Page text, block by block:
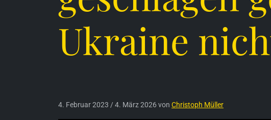
Ukraine
4. Februar 2023 /4. März 2026 von Christoph Müller